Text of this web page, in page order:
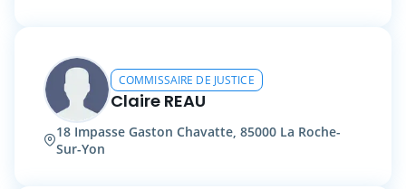
COMMISSAIRE DE JUSTICE
Claire REAU
18 Impasse Gaston Chavatte, 85000 La Roche-
Sur-Yon